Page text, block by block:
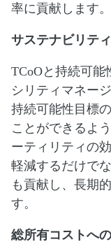
率に貢献します。
サステナビリテ
TCoOと持続可能
シリティマネー
持続可能性目標
ことができるよ
ーティリティの
軽減するだけで
も貢献し、長期
す。
総所有コストへ